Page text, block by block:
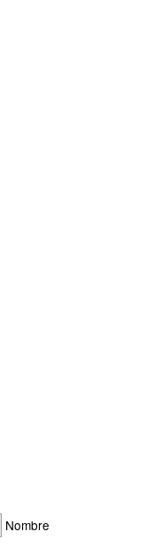
Nombre